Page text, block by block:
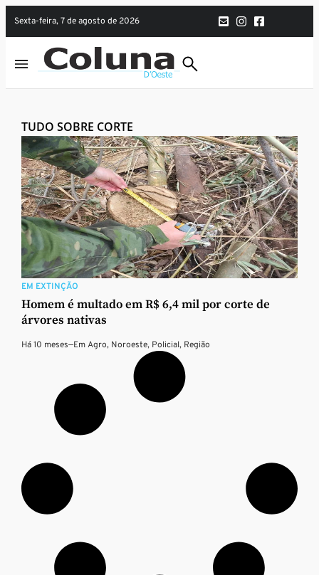
sexta-feira, 7 de agosto de 2026
TUDO SOBRE CORTE
EM EXTINÇÃO
Homem é multado em R$ 6,4 mil por corte de
árvores nativas
Há 10 meses—EmAgro, Noroeste, Policial, Região